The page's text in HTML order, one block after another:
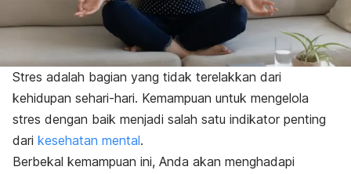
Stres adalah bagian yang tidak terelakkan dari
kehidupan sehari-hari. Kemampuan untuk mengelola
stres dengan baik menjadi salah satu indikator penting
dari kesehatan mental.
Berbekal kemampuan ini, Anda akan menghadapi